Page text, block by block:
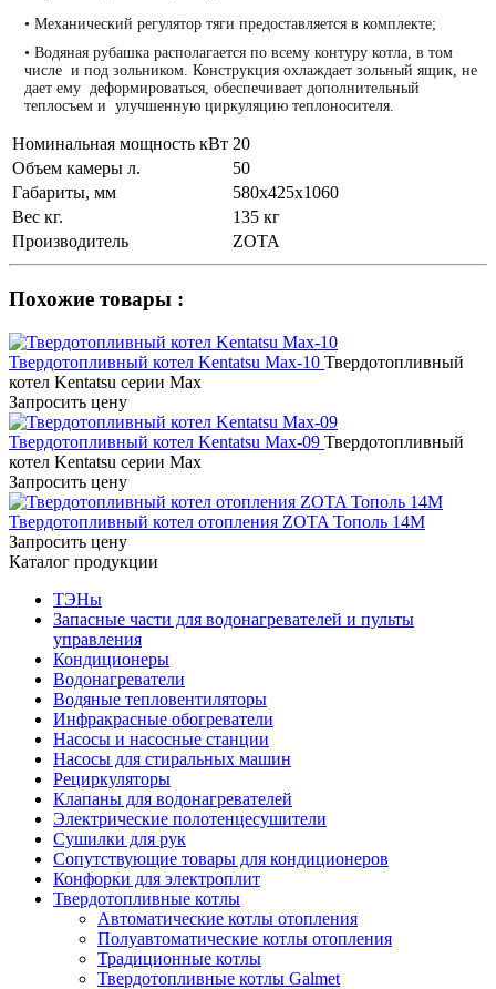
• Механический регулятор тяги предоставляется в комплекте;
• Водяная рубашка располагается по всему контуру котла, в том
числе и под зольником. Конструкция охлаждает зольный ящик, не
дает ему деформироваться, обеспечивает дополнительный
теплосъем и улучшенную циркуляцию теплоносителя.
Номинальная мощность кВт 20
Объем камеры л.
50
Габариты, мм
580x425x1060
Вес кг.
135 кг
Производитель
ZOTA
Похожие товары :
Твердотопливный котел Kentatsu Max-10 Твердотопливный
котел Kentatsu серии Max
Запросить цену
Твердотопливный котел Kentatsu Max-09 Твердотопливный
котел Kentatsu серии Max
Запросить цену
Твердотопливный котел отопления ZOTA Тополь 14М
Запросить цену
Каталог продукции
ТЭНы
Запасные части для водонагревателей и пульты
управления
Кондиционеры
Водонагреватели
Водяные тепловентиляторы
Инфракрасные обогреватели
Насосы и насосные станции
Насосы для стиральных машин
Рециркуляторы
Клапаны для водонагревателей
Электрические полотенцесушители
Сушилки для рук
Сопутствующие товары для кондиционеров
Конфорки для электроплит
Твердотопливные котлы
Автоматические котлы отопления
Полуавтоматические котлы отопления
Традиционные котлы
Твердотопливные котлы Galmet